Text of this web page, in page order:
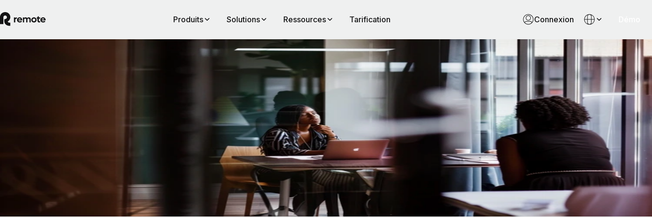
Produits Solutions Ressources Tarification Connexion
entreprise et à préparer leur entretien. Cependant, un processus d'entretien
Lire l’article